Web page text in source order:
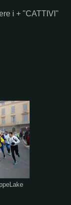
i + "CATTIVI"